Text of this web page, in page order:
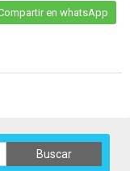
en whatsApp